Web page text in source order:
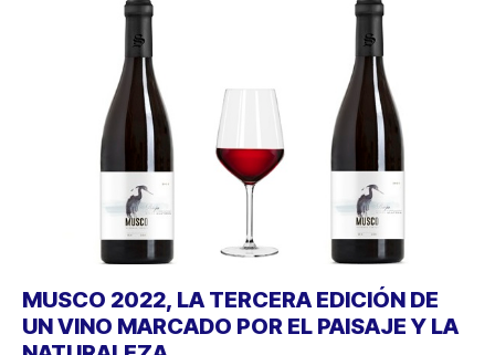
MUSCO 2022, LA TERCERA EDICIÓN DE
UN VINO MARCADO POR EL PAISAJE Y LA